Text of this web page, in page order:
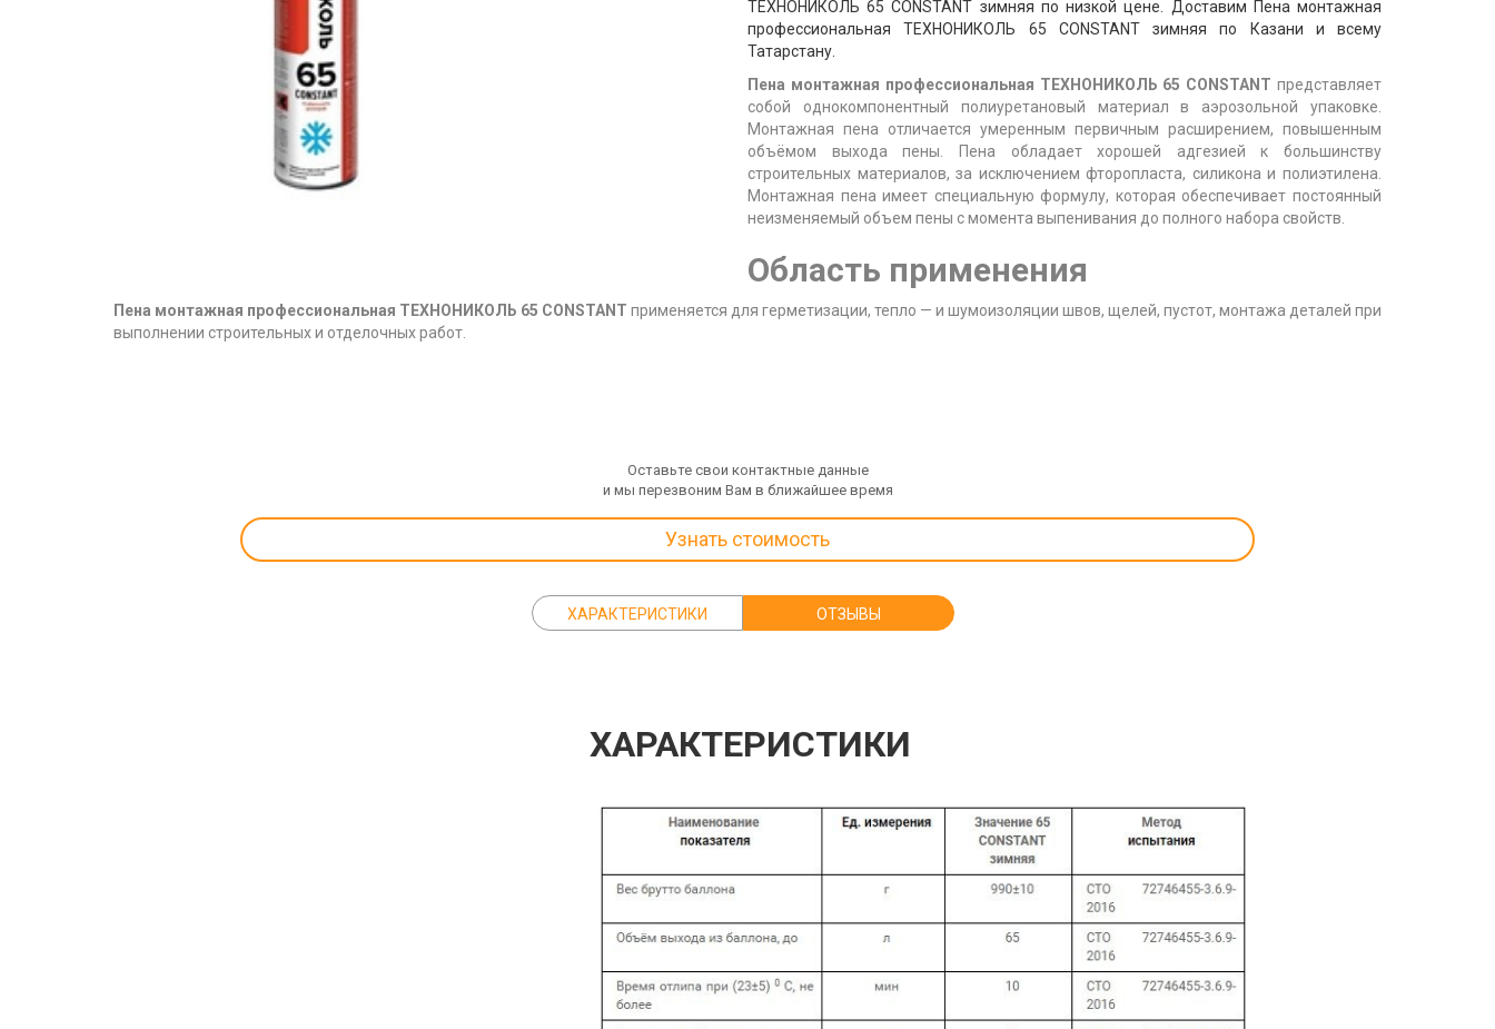
ТЕХНОНИКОЛЬ 65 CONSTANT зимняя по низкой цене. Доставим Пена монтажная
профессиональная ТЕХНОНИКОЛЬ 65 CONSTANT зимняя по Казани и всему
Татарстану.
Пена монтажная профессиональная ТЕХНОНИКОЛЬ 65 CONSTANTпредставляет
собой однокомпонентный полиуретановый материал в аэрозольной упаковке.
Монтажная пена отличается умеренным первичным расширением, повышенным
объёмом выхода пены. Пена обладает хорошей адгезией к большинству
строительных материалов, за исключением фторопласта, силикона и полиэтилена.
Монтажная пена имеет специальную формулу, которая обеспечивает постоянный
неизменяемый объем пены с момента выпенивания до полного набора свойств.
Область применения
Пена монтажная профессиональная ТЕХНОНИКОЛЬ 65 CONSTANT применяется для герметизации, тепло — и шумоизоляции швов, щелей, пустот, монтажа деталей при
выполнении строительных и отделочных работ.
Оставьте свои контактные данные
и мы перезвоним Вам в ближайшее время
Узнать стоимость
ХАРАКТЕРИСТИКИ ОТЗЫВЫ
ХАРАКТЕРИСТИКИ